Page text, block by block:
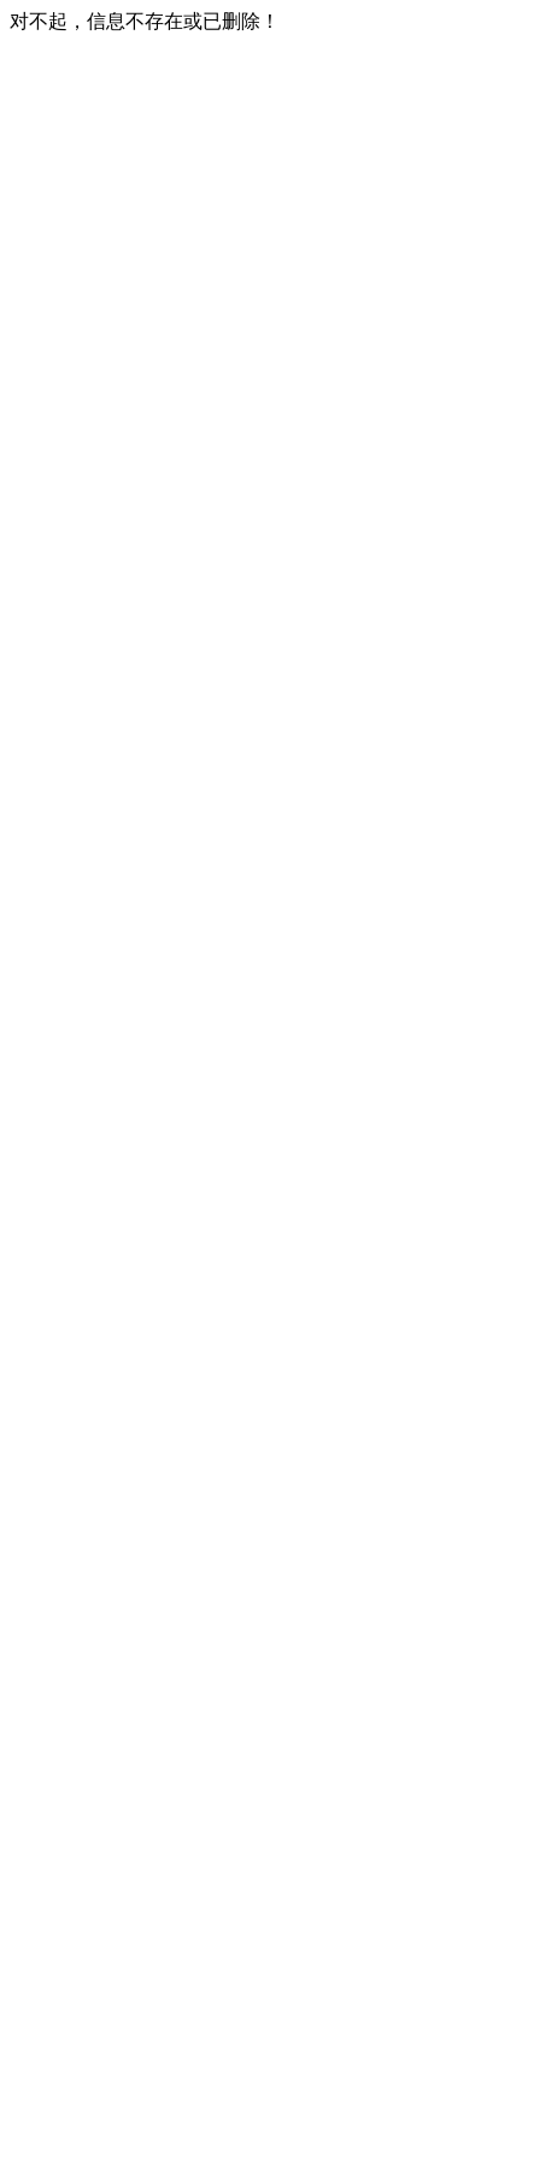
对不起，信息不存在或已删除！